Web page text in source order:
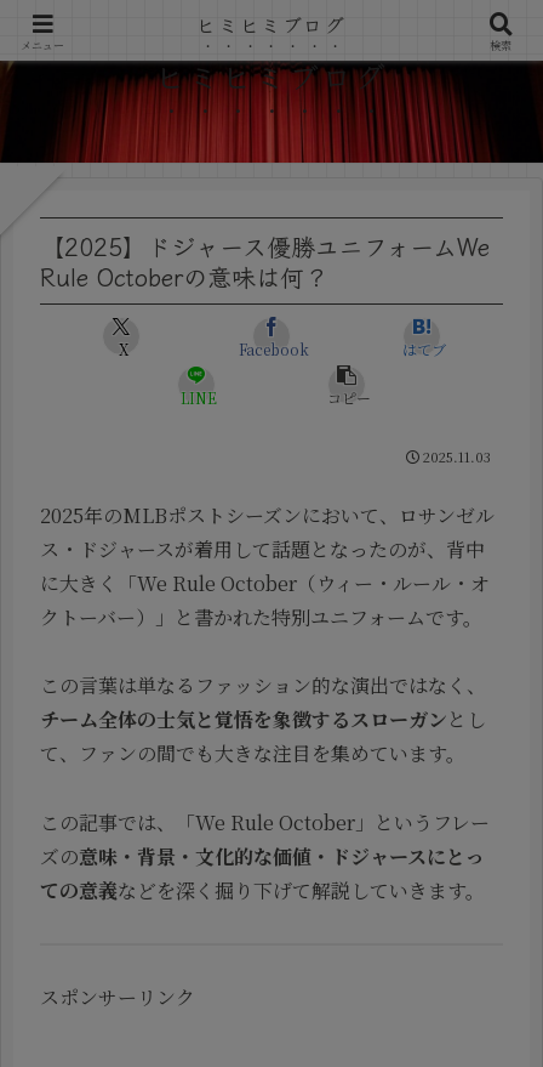
ヒミヒミブログ
【2025】ドジャース優勝ユニフォームWe
Rule Octoberの意味は何？
X Facebook はてブ
LINE コピー
2025.11.03
2025年のMLBポストシーズンにおいて、ロサンゼル
ス・ドジャースが着用して話題となったのが、背中
に大きく「We Rule October（ウィー・ルール・オ
クトーバー）」と書かれた特別ユニフォームです。
この言葉は単なるファッション的な演出ではなく、
チーム全体の士気と覚悟を象徴するスローガンとし
て、ファンの間でも大きな注目を集めています。
この記事では、「We Rule October」というフレー
ズの意味・背景・文化的な価値・ドジャースにとっ
ての意義などを深く掘り下げて解説していきます。
スポンサーリンク
メニュー
ヒミヒミブログ
検索